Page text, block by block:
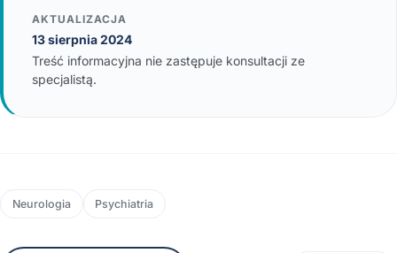
AKTUALIZACJA
13 sierpnia 2024
Treść informacyjna nie zastępuje konsultacji ze
specjalistą.
Neurologia Psychiatria